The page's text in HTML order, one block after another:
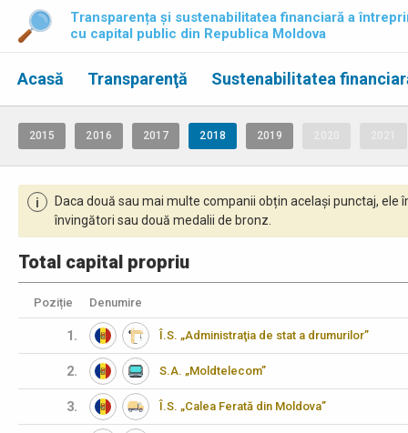
Transparența și sustenabilitatea financiară a
cu capital public din Republica Moldova
Acasă Transparenţă Sustenabilitatea
2015 2016 2017 2018 2019
i
Daca două sau mai multe companii obțin același punctaj,
învingători sau două medalii de bronz.
Total capital propriu
Poziție Denumire
1. Î.S. „Administraţia de stat a drumurilor”
2. S.A. „Moldtelecom”
3. Î.S. „Calea Ferată din Moldova”